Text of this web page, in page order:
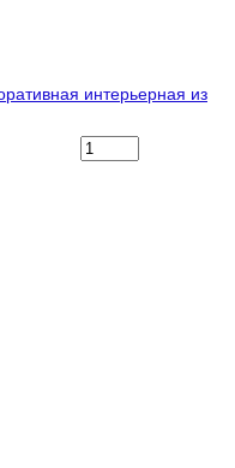
интерьерная из